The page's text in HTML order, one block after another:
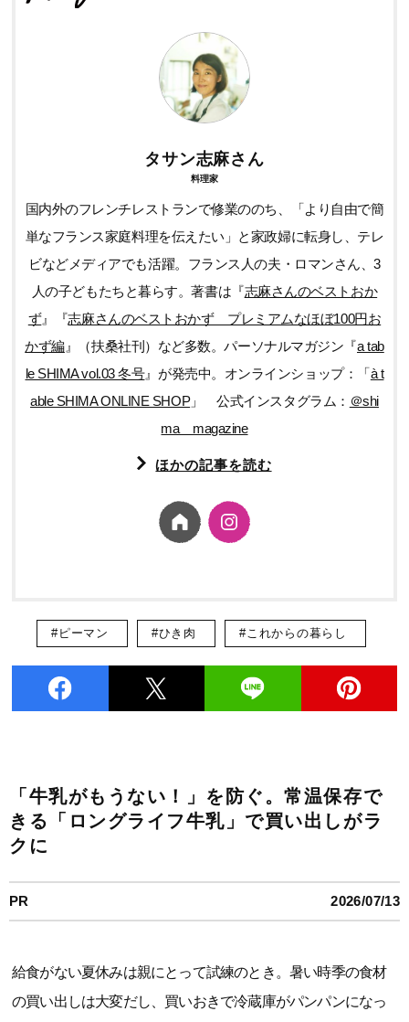
タサン志麻さん
料理家
国内外のフレンチレストランで修業ののち、「より自由で簡
単なフランス家庭料理を伝えたい」と家政婦に転身し、テレ
ビなどメディアでも活躍。フランス人の夫・ロマンさん、3
人の子どもたちと暮らす。著書は『志麻さんのベストおか
ず』『志麻さんのベストおかず プレミアムなほぼ100円お
かず編』（扶桑社刊）など多数。パーソナルマガジン『a tab
le SHIMA vol.03 冬号』が発売中。オンラインショップ：「à t
able SHIMA ONLINE SHOP」 公式インスタグラム： ＠shi
ma＿magazine
ほかの記事を読む
#ピーマン #ひき肉 #これからの暮らし
「牛乳がもうない！」を防ぐ。常温保存で
きる「ロングライフ牛乳」で買い出しがラ
クに
PR 2026/07/13
給食がない夏休みは親にとって試練のとき。暑い時季の食材
の買い出しは大変だし、買いおきで冷蔵庫がパンパンになっ